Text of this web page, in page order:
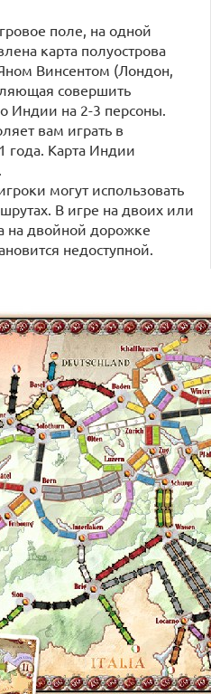
поле, на одной
карта полуострова
Винсентом (Лондон,
совершить
Индии на 2-3 персоны.
вам играть в
года. Карта Индии
могут использовать
В игре на двоих или
на двойной дорожке
недоступной.